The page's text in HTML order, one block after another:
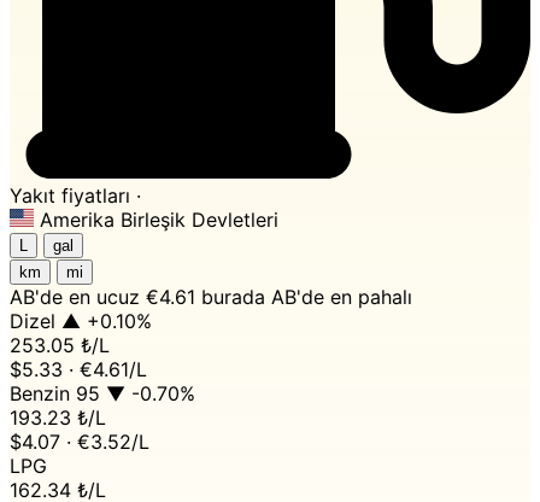
Yakıt fiyatları ·
Amerika Birleşik Devletleri
L
gal
km
mi
AB'de en ucuz €4.61 burada AB'de en pahalı
Dizel ▲ +0.10%
253.05 ₺/L
$5.33 · €4.61/L
Benzin 95 ▼ -0.70%
193.23 ₺/L
$4.07 · €3.52/L
LPG
162.34 ₺/L